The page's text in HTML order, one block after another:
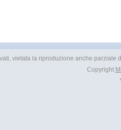
vietata la riproduzione anche
Copyright